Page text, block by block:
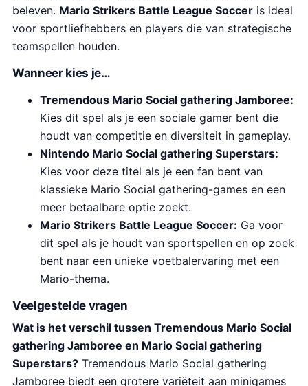
beleven. Mario Strikers Battle League Soccer is ideal
voor sportliefhebbers en players die van strategische
teamspellen houden.
Wanneer kies je…
Tremendous Mario Social gathering Jamboree:
Kies dit spel als je een sociale gamer bent die
houdt van competitie en diversiteit in gameplay.
Nintendo Mario Social gathering Superstars:
Kies voor deze titel als je een fan bent van
klassieke Mario Social gathering-games en een
meer betaalbare optie zoekt.
Mario Strikers Battle League Soccer: Ga voor
dit spel als je houdt van sportspellen en op zoek
bent naar een unieke voetbalervaring met een
Mario-thema.
Veelgestelde vragen
Wat is het verschil tussen Tremendous Mario Social
gathering Jamboree en Mario Social gathering
Superstars? Tremendous Mario Social gathering
Jamboree biedt een grotere variëteit aan minigames